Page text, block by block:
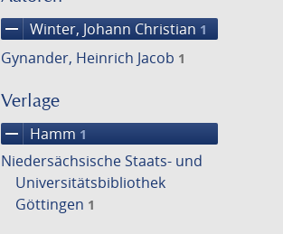
remove Winter, Johann Christian 1
Gynander, Heinrich Jacob 1
Verlage
remove Hamm 1
Niedersächsische Staats- und
Universitätsbibliothek
Göttingen 1